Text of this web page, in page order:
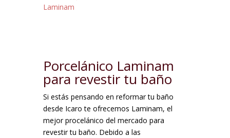
Laminam
Porcelánico Laminam
para revestir tu baño
Si estás pensando en reformar tu baño
desde Icaro te ofrecemos Laminam, el
mejor procelánico del mercado para
revestir tu baño. Debido a las